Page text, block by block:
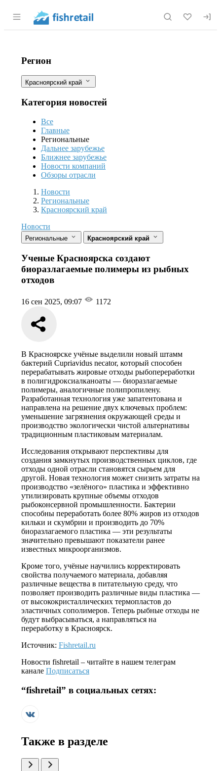
Раздел навигации по сайту fishretail.ru
Ученые Красноярска создают
Фильтры
Регион
Красноярский край
Категория новостей
Все
Главные
Региональные
Дальнее зарубежье
Ближнее зарубежье
Новости компаний
Обзоры отрасли
Новости
Разделы
Новости
Региональные
Красноярский край
Новости
Региональные Красноярский край
Ученые Красноярска создают
биоразлагаемые полимеры из рыбных
отходов
16 сен 2025, 09:07 1172
В Красноярске учёные выделили новый штамм
бактерий Cupriavidus necator, который способен
перерабатывать жировые отходы рыбопереработки
в полигидроксиалканоаты — биоразлагаемые
полимеры, аналогичные полипропилену.
Разработанная технология уже запатентована и
направлена на решение двух ключевых проблем:
уменьшение загрязнения окружающей среды и
производство экологически чистой альтернативы
традиционным пластиковым материалам.
Исследования открывают перспективы для
создания замкнутых производственных циклов, где
отходы одной отрасли становятся сырьем для
другой. Новая технология может снизить затраты на
производство «зелёного» пластика и эффективно
утилизировать крупные объемы отходов
рыбоконсервной промышленности. Бактерии
способны переработать более 80% жиров из отходов
кильки и скумбрии и производить до 70%
биоразлагаемого пластика — эти результаты
значительно превышают показатели ранее
известных микроорганизмов.
Кроме того, учёные научились корректировать
свойства получаемого материала, добавляя
различные вещества в питательную среду, что
позволяет производить различные виды пластика —
от высококристаллических термопластов до
эластичных сополимеров. Теперь рыбные отходы не
будут выбрасываться, а направляться на
переработку в Красноярск.
Источник: Fishretail.ru
Новости fishretail – читайте в нашем телеграм
канале Подписаться
“fishretail” в социальных сетях:
Также в разделе